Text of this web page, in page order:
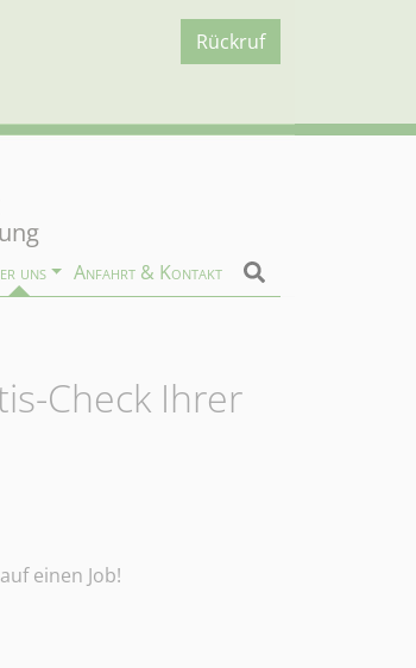
Rückruf
uns Anfahrt & Kontakt
Check Ihrer
einen Job!